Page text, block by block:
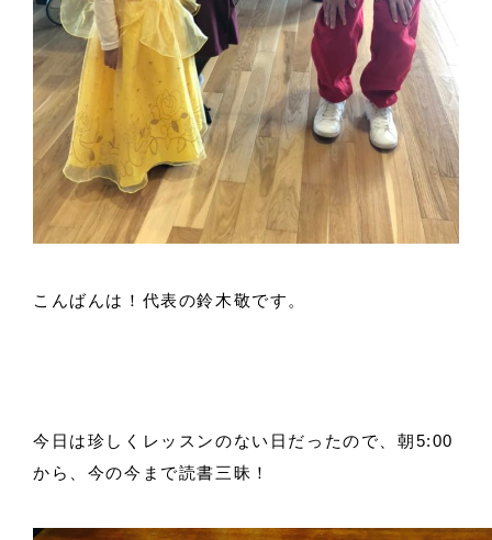
こんばんは！代表の鈴木敬です。
今日は珍しくレッスンのない日だったので、朝5:00
から、今の今まで読書三昧！